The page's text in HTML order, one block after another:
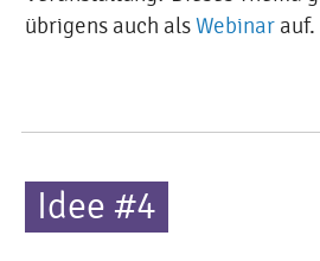
übrigens auch alsWebinar auf.
Idee #4